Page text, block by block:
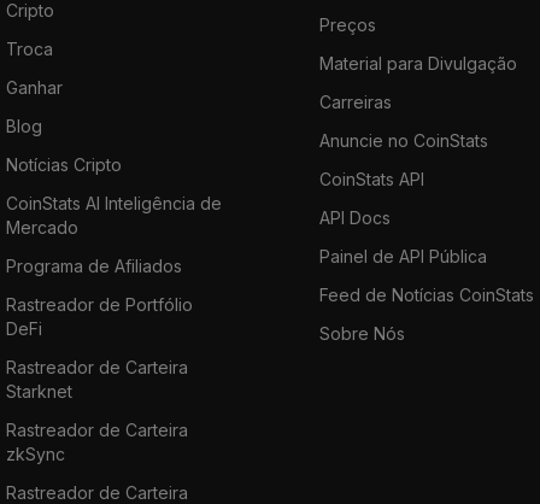
Cripto
Troca
Ganhar
Blog
Notícias Cripto
CoinStats AI Inteligência de
Mercado
Programa de Afiliados
Rastreador de Portfólio
DeFi
Rastreador de Carteira
Starknet
Rastreador de Carteira
zkSync
Rastreador de Carteira
Preços
Material para Divulgação
Carreiras
Anuncie no CoinStats
CoinStats API
API Docs
Painel de API Pública
Feed de Notícias CoinStats
Sobre Nós